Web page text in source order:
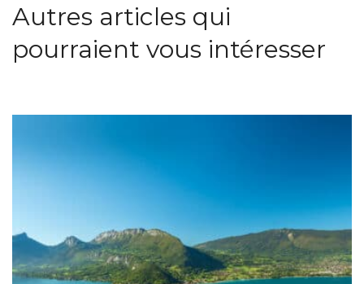
Autres articles qui
pourraient vous intéresser